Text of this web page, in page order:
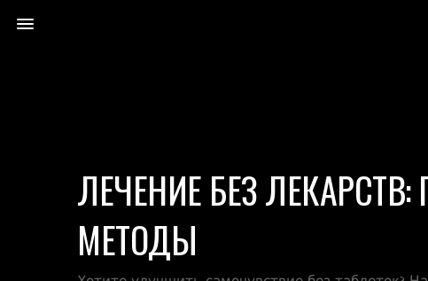
ЛЕЧЕНИЕ БЕЗ
МЕТОДЫ